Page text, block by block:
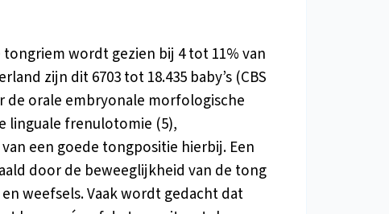
wordt gezien bij 4 tot 11% van
zijn dit 6703 tot 18.435 baby’s (CBS
de orale embryonale morfologische
linguale frenulotomie (5),
een goede tongpositie hierbij. Een
door de beweeglijkheid van de tong
weefsels. Vaak wordt gedacht dat